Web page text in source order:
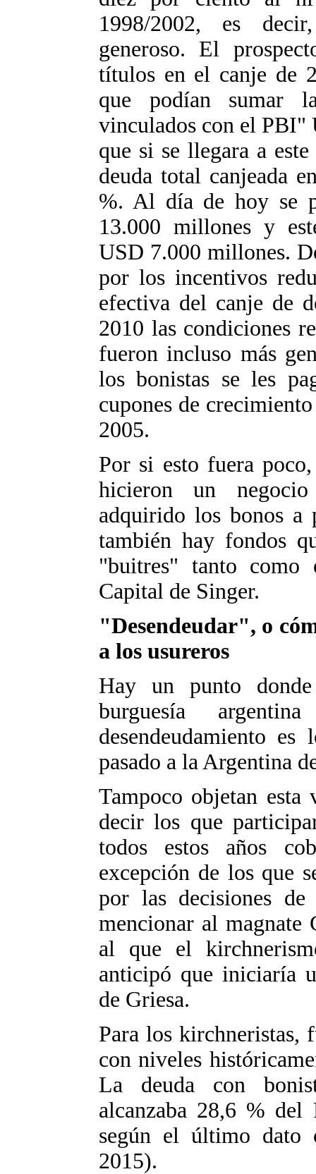
1998/2002, es
generoso. El
títulos en el canje de
que podían sumar
vinculados con el PBI"
que si se llegara a
deuda total canjeada
%. Al día de hoy se
13.000 millones y
USD 7.000 millones.
por los incentivos
efectiva del canje de
2010 las condiciones
fueron incluso más
los bonistas se les
cupones de
2005.
Por si esto fuera
hicieron un
adquirido los bonos a
también hay fondos
"buitres" tanto como
Capital de Singer.
"Desendeudar", o
a los usureros
Hay un punto
burguesía
desendeudamiento
pasado a la Argentina
Tampoco objetan
decir los que
todos estos años
excepción de los que
por las decisiones
mencionar al magnate
al que el
anticipó que iniciaría
de Griesa.
Para los kirchneristas,
con niveles
La deuda con
alcanzaba 28,6 %
según el último dato
2015).